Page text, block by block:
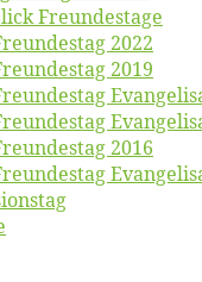
Freundestage
2022
2019
2016